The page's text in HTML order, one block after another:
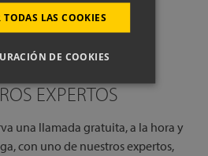
LLAMADA CON
EXPERTOS
una llamada gratuita, a la hora y
con uno de nuestros expertos,
TODAS LAS COOKIES
DE COOKIES